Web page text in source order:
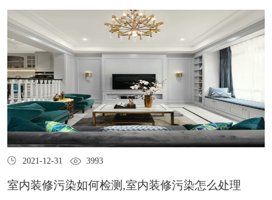
2021-12-31 3993
室内装修污染如何检测,室内装修污染怎么处理